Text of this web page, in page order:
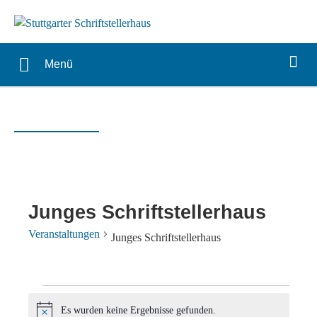
Menü
Junges Schriftstellerhaus
Veranstaltungen Junges Schriftstellerhaus
Veranstaltungen
Es wurden keine Ergebnisse gefunden.